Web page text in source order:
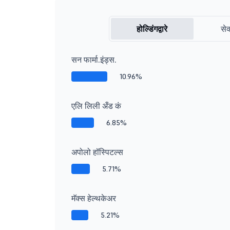
होल्डिंगद्वारे
सन फार्मा.इंड्स.
10.96%
एलि लिली अँड कं
6.85%
अपोलो हॉस्पिटल्स
5.71%
मॅक्स हेल्थकेअर
5.21%